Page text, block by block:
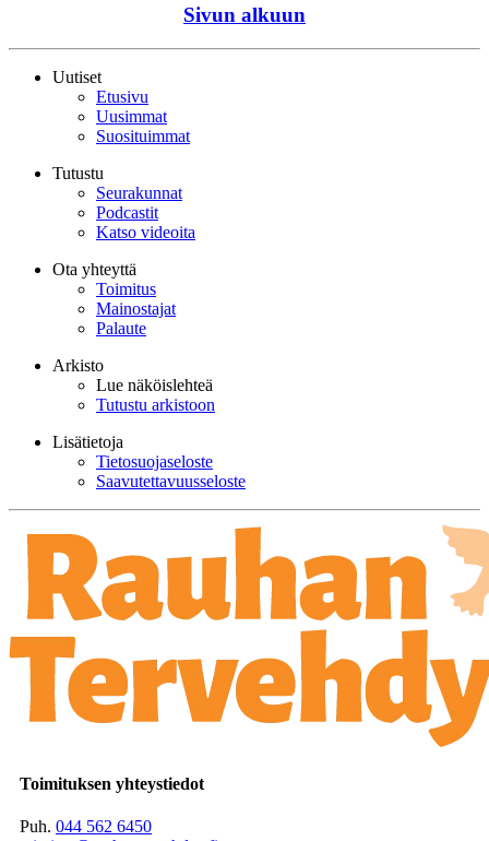
Sivun alkuun
Uutiset
Etusivu
Uusimmat
Suosituimmat
Tutustu
Seurakunnat
Podcastit
Katso videoita
Ota yhteyttä
Toimitus
Mainostajat
Palaute
Arkisto
Lue näköislehteä
Tutustu arkistoon
Lisätietoja
Tietosuojaseloste
Saavutettavuusseloste
Toimituksen yhteystiedot
Puh. 044 562 6450